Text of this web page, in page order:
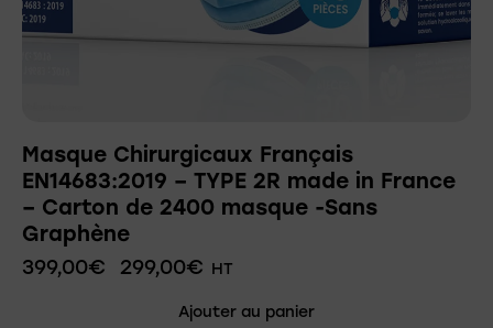
Masque Chirurgicaux Français
EN14683:2019 – TYPE 2R made in France
– Carton de 2400 masque -Sans
Graphène
399,00€ 299,00€ HT
Ajouter au panier